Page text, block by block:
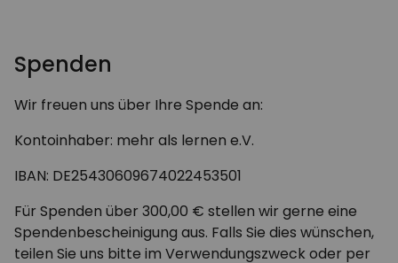
Spenden
Wir freuen uns über Ihre Spende an:
Kontoinhaber: mehr als lernen e.V.
IBAN: DE25430609674022453501
Für Spenden über 300,00 € stellen wir gerne eine
Spendenbescheinigung aus. Falls Sie dies wünschen,
teilen Sie uns bitte im Verwendungszweck oder per